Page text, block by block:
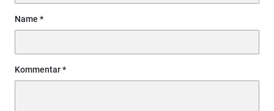
Name
Kommentar